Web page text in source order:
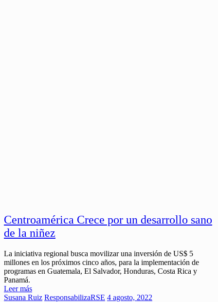
Centroamérica Crece por un desarrollo sano
de la niñez
La iniciativa regional busca movilizar una inversión de US$ 5
millones en los próximos cinco años, para la implementación de
programas en Guatemala, El Salvador, Honduras, Costa Rica y
Panamá.
Leer más
Susana Ruiz ResponsabilizaRSE 4 agosto, 2022